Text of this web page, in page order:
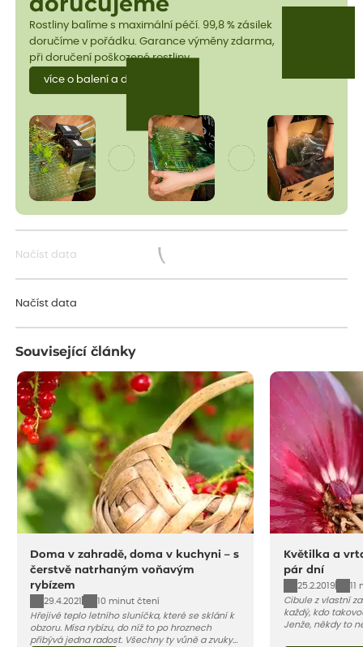
Rostliny balíme s maximální péčí. 99,8 % zásilek
doručíme v pořádku. Garance výměny zdarma,
při doručení poškozené rostliny.
více o balení a dopravě
Načíst data
Načíst data
Související články
Doma v zahradě, doma v kuchyni – s
čerstvě natrhaným voňavým
rybízem
29.4.2021
10 minut čtení
Hřejivé teplo letního sluníčka, které se sklání k
obzoru. Mísa rybízu, do níž to po hroznech
přibývá jedna radost. Všechny ty vůně a zvuky
Květilka a
pár dní
25.2.2019
Cibule z vlastní
každý, kdo
Jenže, někdy to